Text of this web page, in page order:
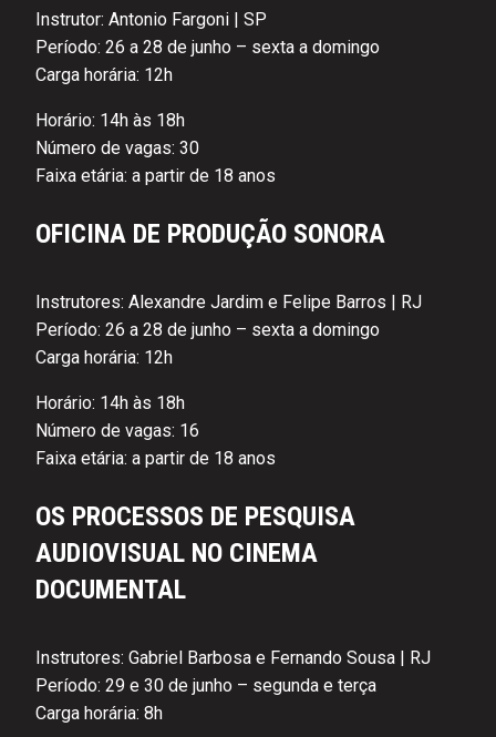
Instrutor: Antonio Fargoni | SP
Período: 26 a 28 de junho – sexta a domingo
Carga horária: 12h
Horário: 14h às 18h
Número de vagas: 30
Faixa etária: a partir de 18 anos
OFICINA DE PRODUÇÃO SONORA
Instrutores: Alexandre Jardim e Felipe Barros | RJ
Período: 26 a 28 de junho – sexta a domingo
Carga horária: 12h
Horário: 14h às 18h
Número de vagas: 16
Faixa etária: a partir de 18 anos
OS PROCESSOS DE PESQUISA
AUDIOVISUAL NO CINEMA
DOCUMENTAL
Instrutores: Gabriel Barbosa e Fernando Sousa | RJ
Período: 29 e 30 de junho – segunda e terça
Carga horária: 8h